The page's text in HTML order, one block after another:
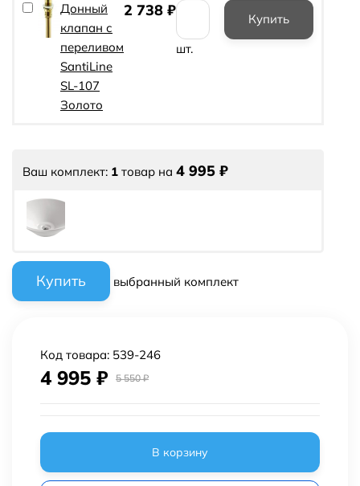
Донный
клапан с
переливом
SantiLine
SL-107
Золото
2 738 ₽
шт.
Ваш комплект: 1 товар на 4 995 ₽
выбранный комплект
Код товара: 539-246
4 995 ₽ 5 550₽
В корзину